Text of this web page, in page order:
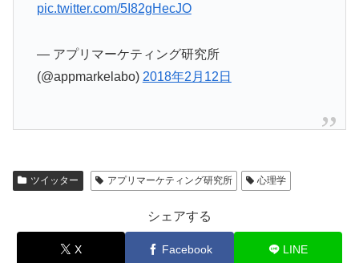
pic.twitter.com/5I82gHecJO
— アプリマーケティング研究所
(@appmarkelabo) 2018年2月12日
ツイッター アプリマーケティング研究所 心理学
シェアする
X Facebook LINE